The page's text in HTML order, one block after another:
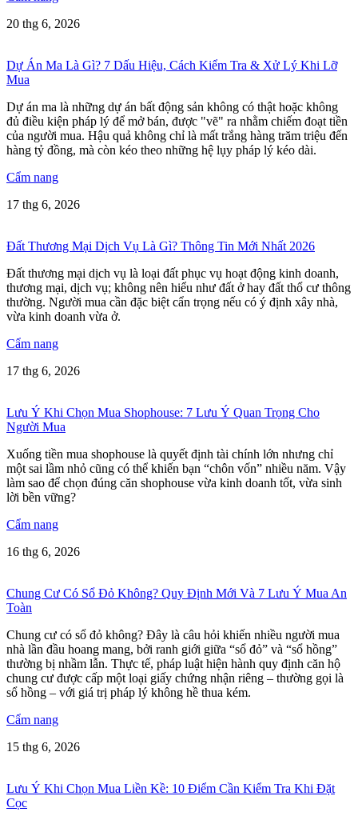
20 thg 6, 2026
Dự Án Ma Là Gì? 7 Dấu Hiệu, Cách Kiểm Tra & Xử Lý Khi Lỡ
Mua
Dự án ma là những dự án bất động sản không có thật hoặc không
đủ điều kiện pháp lý để mở bán, được "vẽ" ra nhằm chiếm đoạt tiền
của người mua. Hậu quả không chỉ là mất trắng hàng trăm triệu đến
hàng tỷ đồng, mà còn kéo theo những hệ lụy pháp lý kéo dài.
Cẩm nang
17 thg 6, 2026
Đất Thương Mại Dịch Vụ Là Gì? Thông Tin Mới Nhất 2026
Đất thương mại dịch vụ là loại đất phục vụ hoạt động kinh doanh,
thương mại, dịch vụ; không nên hiểu như đất ở hay đất thổ cư thông
thường. Người mua cần đặc biệt cẩn trọng nếu có ý định xây nhà,
vừa kinh doanh vừa ở.
Cẩm nang
17 thg 6, 2026
Lưu Ý Khi Chọn Mua Shophouse: 7 Lưu Ý Quan Trọng Cho
Người Mua
Xuống tiền mua shophouse là quyết định tài chính lớn nhưng chỉ
một sai lầm nhỏ cũng có thể khiến bạn “chôn vốn” nhiều năm. Vậy
làm sao để chọn đúng căn shophouse vừa kinh doanh tốt, vừa sinh
lời bền vững?
Cẩm nang
16 thg 6, 2026
Chung Cư Có Sổ Đỏ Không? Quy Định Mới Và 7 Lưu Ý Mua An
Toàn
Chung cư có sổ đỏ không? Đây là câu hỏi khiến nhiều người mua
nhà lần đầu hoang mang, bởi ranh giới giữa “sổ đỏ” và “sổ hồng”
thường bị nhầm lẫn. Thực tế, pháp luật hiện hành quy định căn hộ
chung cư được cấp một loại giấy chứng nhận riêng – thường gọi là
sổ hồng – với giá trị pháp lý không hề thua kém.
Cẩm nang
15 thg 6, 2026
Lưu Ý Khi Chọn Mua Liền Kề: 10 Điểm Cần Kiểm Tra Khi Đặt
Cọc